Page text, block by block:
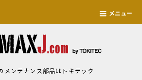
メニュー
メンテナンス部品はトキテック